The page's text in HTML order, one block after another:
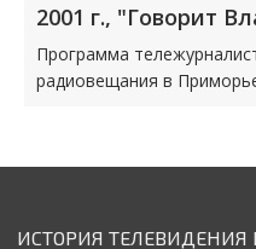
2001 г., "Говорит
Программа
радиовещания в
ИСТОРИЯ